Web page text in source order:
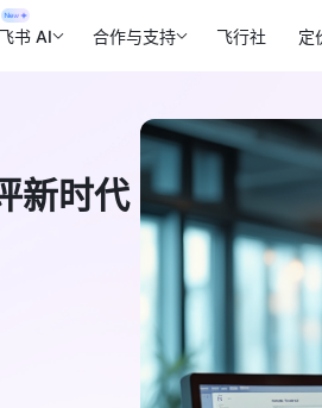
飞书 AI 合作与支持 飞行社 定
新时代